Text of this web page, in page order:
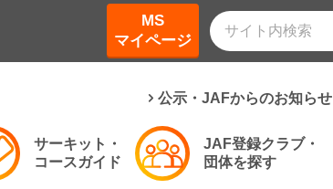
MS
マイページ
公示・JAFからのお知らせ
サーキット・
コースガイド
JAF登録クラブ・
団体を探す